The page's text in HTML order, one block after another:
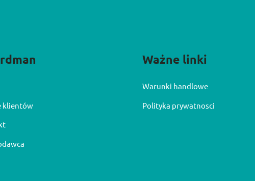
klientów
Ważne linki
Warunki handlowe
Polityka prywatnosci